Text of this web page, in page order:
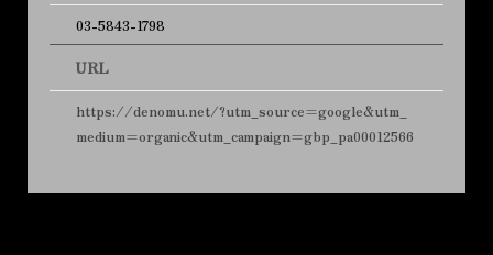
03-5843-1798
URL
https://denomu.net/?utm_source=google&utm_
medium=organic&utm_campaign=gbp_pa00012566